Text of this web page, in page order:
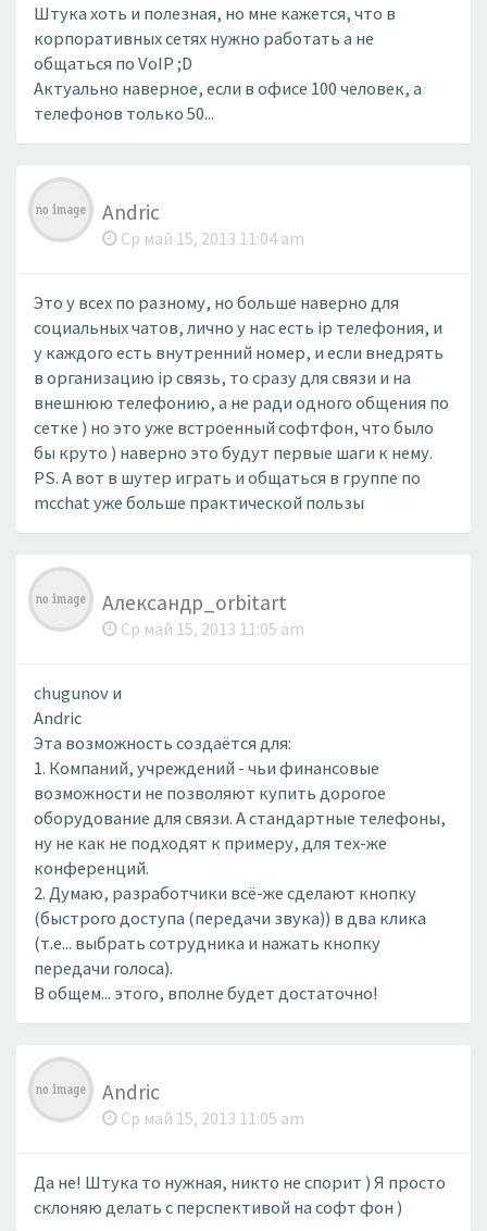
Штука хоть и полезная, но мне кажется, что в
корпоративных сетях нужно работать а не
общаться по VoIP ;D
Актуально наверное, если в офисе 100 человек, а
телефонов только 50...
Andric
Ср май 15, 2013 11:04 am
Это у всех по разному, но больше наверно для
социальных чатов, лично у нас есть ip телефония, и
у каждого есть внутренний номер, и если внедрять
в организацию ip связь, то сразу для связи и на
внешнюю телефонию, а не ради одного общения по
сетке ) но это уже встроенный софтфон, что было
бы круто ) наверно это будут первые шаги к нему.
PS. А вот в шутер играть и общаться в группе по
mcchat уже больше практической пользы
Александр_orbitart
Ср май 15, 2013 11:05 am
chugunov и
Andric
Эта возможность создаётся для:
1. Компаний, учреждений - чьи финансовые
возможности не позволяют купить дорогое
оборудование для связи. А стандартные телефоны,
ну не как не подходят к примеру, для тех-же
конференций.
2. Думаю, разработчики всё-же сделают кнопку
(быстрого доступа (передачи звука)) в два клика
(т.е... выбрать сотрудника и нажать кнопку
передачи голоса).
В общем... этого, вполне будет достаточно!
Andric
Ср май 15, 2013 11:05 am
Да не! Штука то нужная, никто не спорит ) Я просто
склоняю делать с перспективой на софт фон )